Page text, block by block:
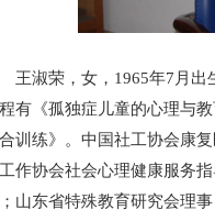
王淑荣， 女，1965年7月出
有《孤独症儿童的心理与
训练》
。中国社工协会康
作协会社会心理健康服务
山东省特殊教育研究会理